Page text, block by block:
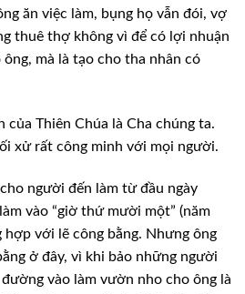
ăn việc làm, bụng họ vẫn đói, vợ
thuê thợ không vì để có lợi nhuận
mà là tạo cho tha nhân có
của Thiên Chúa là Cha chúng ta.
xử rất công minh với mọi người.
người đến làm từ đầu ngày
vào “giờ thứ mười một” (năm
hợp với lẽ công bằng. Nhưng ông
ở đây, vì khi bảo những người
vào làm vườn nho cho ông là